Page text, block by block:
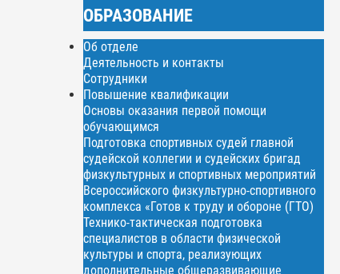
ОБРАЗОВАНИЕ
Об отделе
Деятельность и контакты
Сотрудники
Повышение квалификации
Основы оказания первой помощи
обучающимся
Подготовка спортивных судей главной
судейской коллегии и судейских бригад
физкультурных и спортивных мероприятий
Всероссийского физкультурно-спортивного
комплекса «Готов к труду и обороне (ГТО)
Технико-тактическая подготовка
специалистов в области физической
культуры и спорта, реализующих
дополнительные общеразвивающие